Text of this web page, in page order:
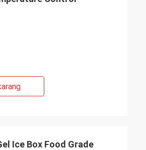
Ice Box Food Grade